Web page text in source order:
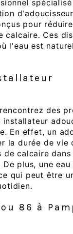
pour
calcaire. Ces
l'eau est
des
En effet, un
la durée de vie
de calcaire
plus, une eau
qui peut être
86 à